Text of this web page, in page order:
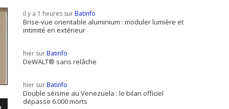
idée mais...
Le print sous toutes ses formes a-t-
presque totalement digitalisé ?
supports
inscrire
à notre
il y a 1 heures surBatinfo
Brise-vue orientable aluminium : moduler lumière et
intimité en extérieur
hier surBatinfo
DeWALT® sans relâche
hier surBatinfo
Double séisme au Venezuela : le bilan officiel
dépasse 6.000 morts